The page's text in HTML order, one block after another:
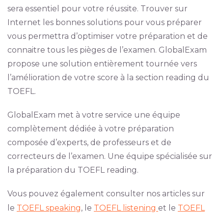
sera essentiel pour votre réussite. Trouver sur
Internet les bonnes solutions pour vous préparer
vous permettra d’optimiser votre préparation et de
connaitre tous les pièges de l’examen. GlobalExam
propose une solution entièrement tournée vers
l’amélioration de votre score à la section reading du
TOEFL.
GlobalExam met à votre service une équipe
complètement dédiée à votre préparation
composée d’experts, de professeurs et de
correcteurs de l’examen. Une équipe spécialisée sur
la préparation du TOEFL reading.
Vous pouvez également consulter nos articles sur
le TOEFL speaking, le TOEFL listening et le TOEFL